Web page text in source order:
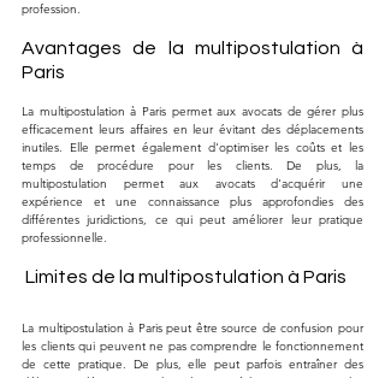
profession.
Avantages de la multipostulation à
Paris
La multipostulation à Paris permet aux avocats de gérer plus
efficacement leurs affaires en leur évitant des déplacements
inutiles. Elle permet également d'optimiser les coûts et les
temps de procédure pour les clients. De plus, la
multipostulation permet aux avocats d'acquérir une
expérience et une connaissance plus approfondies des
différentes juridictions, ce qui peut améliorer leur pratique
professionnelle.
Limites de la multipostulation à Paris
La multipostulation à Paris peut être source de confusion pour
les clients qui peuvent ne pas comprendre le fonctionnement
de cette pratique. De plus, elle peut parfois entraîner des